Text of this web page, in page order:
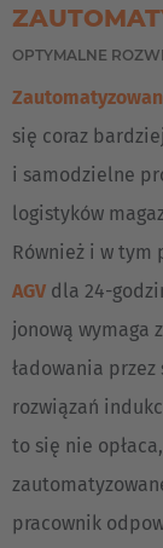
OPTYMALNE
się coraz
i samodzielne
logistyków
Również i w tym
AGV dla 24-
jonową wymaga
ładowania
rozwiązań
to się nie
pracownik